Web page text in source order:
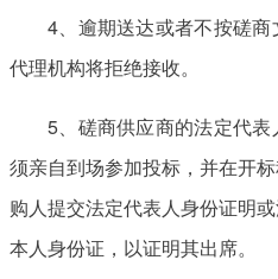
4、逾期送达或者不按磋
代理机构将拒绝接收。
5、磋商供应商的法定代
须亲自到场参加投标，并在开
购人提交法定代表人身份证明
本人身份证，以证明其出席。